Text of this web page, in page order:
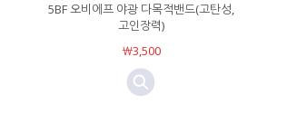
5BF 오비에프 야광 다목적밴드(고탄성,
고인장력)
￦3,500